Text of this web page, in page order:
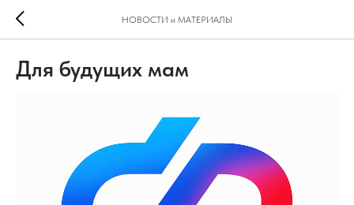
НОВОСТИ и МАТЕРИАЛЫ
Для будущих мам